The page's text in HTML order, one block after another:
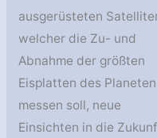
ausgerüsteten
welcher die Zu- und
Abnahme der größten
Eisplatten des Planeten
messen soll, neue
Einsichten in die